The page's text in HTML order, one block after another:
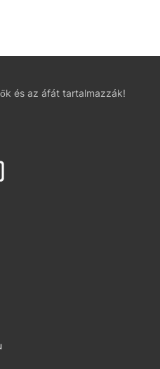
és az áfát tartalmazzák!